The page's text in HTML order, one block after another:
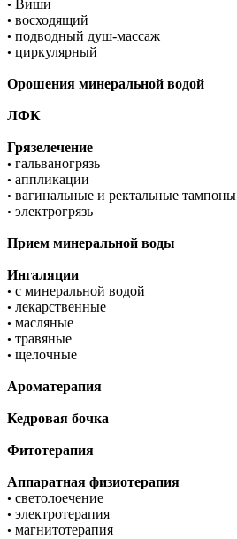
• Виши
• восходящий
• подводный душ-массаж
• циркулярный
Орошения минеральной водой
ЛФК
Грязелечение
• гальваногрязь
• аппликации
• вагинальные и ректальные тампоны
• электрогрязь
Прием минеральной воды
Ингаляции
• с минеральной водой
• лекарственные
• масляные
• травяные
• щелочные
Ароматерапия
Кедровая бочка
Фитотерапия
Аппаратная физиотерапия
• светолоечение
• электротерапия
• магнитотерапия